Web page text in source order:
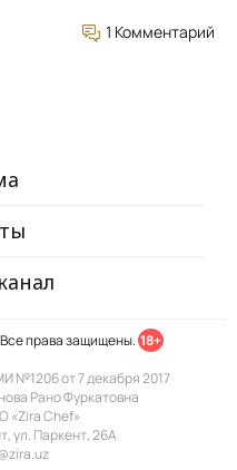
1 Комментарий
права защищены. 18+
№1206 от 7 декабря 2017
Рано Фуркатовна
«Zira Chef»
ул. Паркент, 26А